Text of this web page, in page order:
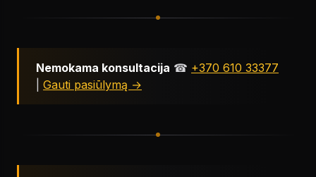
Nemokama konsultacija ☎ +370 610 33377
Gauti pasiūlymą →